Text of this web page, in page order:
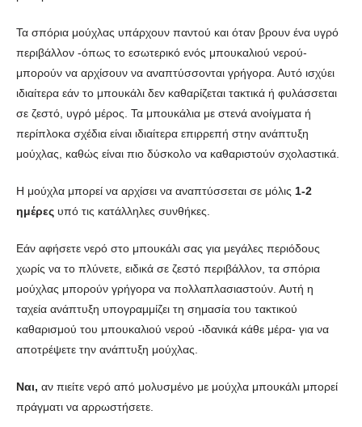
Τα σπόρια μούχλας υπάρχουν παντού και όταν βρουν ένα υγρό
περιβάλλον -όπως το εσωτερικό ενός μπουκαλιού νερού-
μπορούν να αρχίσουν να αναπτύσσονται γρήγορα. Αυτό ισχύει
ιδιαίτερα εάν το μπουκάλι δεν καθαρίζεται τακτικά ή φυλάσσεται
σε ζεστό, υγρό μέρος. Τα μπουκάλια με στενά ανοίγματα ή
περίπλοκα σχέδια είναι ιδιαίτερα επιρρεπή στην ανάπτυξη
μούχλας, καθώς είναι πιο δύσκολο να καθαριστούν σχολαστικά.
Η μούχλα μπορεί να αρχίσει να αναπτύσσεται σε μόλις 1-2
ημέρες υπό τις κατάλληλες συνθήκες.
Εάν αφήσετε νερό στο μπουκάλι σας για μεγάλες περιόδους
χωρίς να το πλύνετε, ειδικά σε ζεστό περιβάλλον, τα σπόρια
μούχλας μπορούν γρήγορα να πολλαπλασιαστούν. Αυτή η
ταχεία ανάπτυξη υπογραμμίζει τη σημασία του τακτικού
καθαρισμού του μπουκαλιού νερού -ιδανικά κάθε μέρα- για να
αποτρέψετε την ανάπτυξη μούχλας.
Ναι, αν πιείτε νερό από μολυσμένο με μούχλα μπουκάλι μπορεί
πράγματι να αρρωστήσετε.